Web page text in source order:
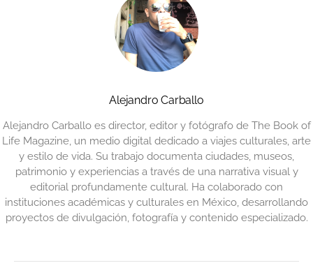
Alejandro Carballo
Alejandro Carballo es director, editor y fotógrafo de The Book of
Life Magazine, un medio digital dedicado a viajes culturales, arte
y estilo de vida. Su trabajo documenta ciudades, museos,
patrimonio y experiencias a través de una narrativa visual y
editorial profundamente cultural. Ha colaborado con
instituciones académicas y culturales en México, desarrollando
proyectos de divulgación, fotografía y contenido especializado.